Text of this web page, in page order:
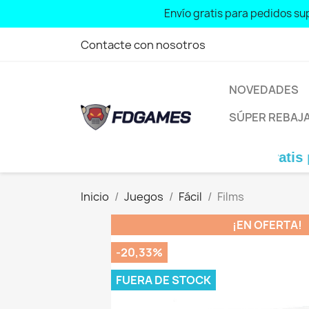
Envío gratis para pedidos
Free shipping for orders over: €
Contacte con nosotros
NOVEDADES
SÚPER
Envío gratis para
Inicio Juegos Fácil
Films
¡EN OFERTA!
-20,33%
FUERA DE STOCK